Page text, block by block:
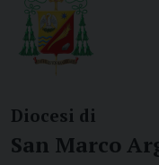
Diocesi di
San Marco